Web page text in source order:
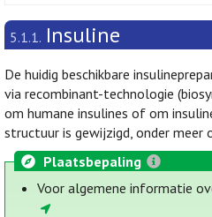
5.1.1. Insuline
De huidig beschikbare
via recombinant-technologie
om humane insulines of om
structuur is gewijzigd, onder meer
Plaatsbepaling
Voor algemene informatie